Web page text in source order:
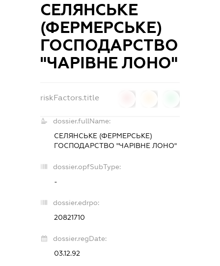
СЕЛЯНСЬКЕ
(ФЕРМЕРСЬКЕ)
ГОСПОДАРСТВО
"ЧАРІВНЕ ЛОНО"
riskFactors.title
dossier.fullName:
СЕЛЯНСЬКЕ (ФЕРМЕРСЬКЕ)
ГОСПОДАРСТВО "ЧАРІВНЕ ЛОНО"
dossier.opfSubType:
-
dossier.edrpo:
20821710
dossier.regDate:
03.12.92